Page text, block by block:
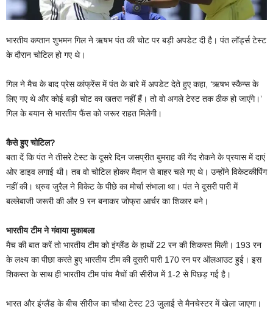
भारतीय कप्‍तान शुभमन गिल ने ऋषभ पंत की चोट पर बड़ी अपडेट दी है। पंत लॉर्ड्स टेस्‍ट
के दौरान चोटिल हो गए थे।
गिल ने मैच के बाद प्रेस कांफ्रेंस में पंत के बारे में अपडेट देते हुए कहा, ‘ऋषभ स्‍कैन्‍स के
लिए गए थे और कोई बड़ी चोट का खतरा नहीं हैं। तो वो अगले टेस्‍ट तक ठीक हो जाएंगे।’
गिल के बयान से भारतीय फैंस को जरूर राहत मिलेगी।
कैसे हुए चोटिल?
बता दें कि पंत ने तीसरे टेस्‍ट के दूसरे दिन जसप्रीत बुमराह की गेंद रोकने के प्रयास में दाएं
ओर डाइव लगाई थी। तब वो चोटिल होकर मैदान से बाहर चले गए थे। उन्‍होंने विकेटकीपिंग
नहीं की। ध्रुव जुरैल ने विकेट के पीछे का मोर्चा संभाला था। पंत ने दूसरी पारी में
बल्‍लेबाजी जरूरी की और 9 रन बनाकर जोफ्रा आर्चर का शिकार बने।
भारतीय टीम ने गंवाया मुकाबला
मैच की बात करें तो भारतीय टीम को इंग्‍लैंड के हाथों 22 रन की शिकस्‍त मिली। 193 रन
के लक्ष्‍य का पीछा करते हुए भारतीय टीम की दूसरी पारी 170 रन पर ऑलआउट हुई। इस
शिकस्‍त के साथ ही भारतीय टीम पांच मैचों की सीरीज में 1-2 से पिछड़ गई है।
भारत और इंग्‍लैंड के बीच सीरीज का चौथा टेस्‍ट 23 जुलाई से मैनचेस्‍टर में खेला जाएगा।